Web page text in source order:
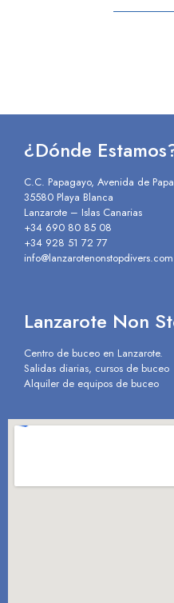
¿Dónde
C.C. Papagayo, Avenida de
35580 Playa Blanca
Lanzarote – Islas Canarias
+34 690 80 85 08
+34 928 51 72 77
info@lanzarotenonstopdivers.com
Lanzarote Non
Centro de buceo en Lanzarote.
Salidas diarias, cursos de
Alquiler de equipos de buceo